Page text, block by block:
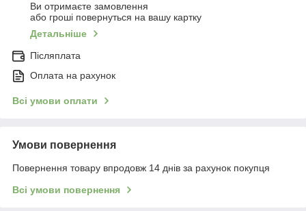
Ви отримаєте замовлення
або гроші повернуться на вашу картку
Детальніше
Післяплата
Оплата на рахунок
Всі умови оплати
Умови повернення
Повернення товару впродовж 14 днів за рахунок покупця
Всі умови повернення